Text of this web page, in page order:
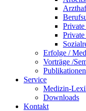
Erfolge /
Vorträge /
Publikationen
Service
Medizin-
Downloads
Kontakt